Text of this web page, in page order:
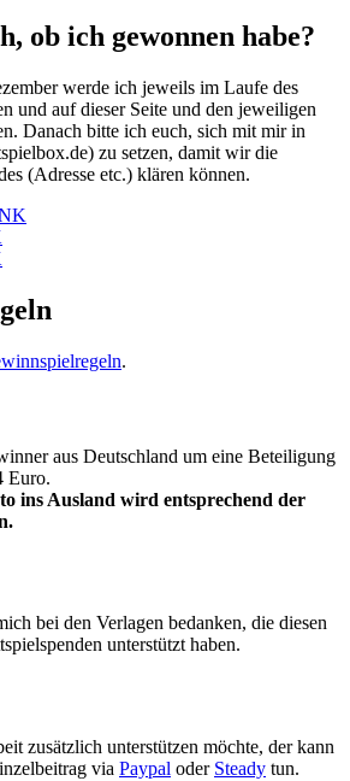
ob ich gewonnen habe?
werde ich jeweils im Laufe des
und auf dieser Seite und den jeweiligen
Danach bitte ich euch, sich mit mir in
zu setzen, damit wir die
(Adresse etc.) klären können.
.
aus Deutschland um eine Beteiligung
Euro.
ins Ausland wird entsprechend der
bei den Verlagen bedanken, die diesen
unterstützt haben.
zusätzlich unterstützen möchte, der kann
via Paypal oder Steady tun.